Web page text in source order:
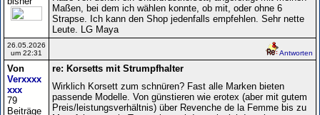
Maßen, bei dem ich wählen konnte, ob mit, oder ohne 6
Strapse. Ich kann den Shop jedenfalls empfehlen. Sehr nette
Leute. LG Maya
26.05.2026
um 22:31
Antworten
Von
Verxxxx
xxx
79
Beiträge
re: Korsetts mit Strumpfhalter
Wirklich Korsett zum schnüren? Fast alle Marken bieten
passende Modelle. Von günstieren wie erotex (aber mit gutem
Preis/leistungsverhältnis) über Revenche de la Femme bis zu